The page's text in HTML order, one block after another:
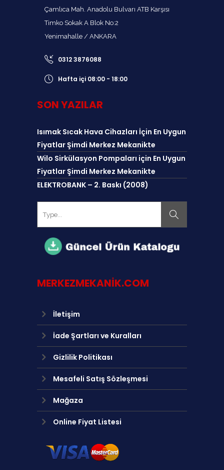
Çamlıca Mah. Anadolu Bulvarı ATB Karşısı
Timko Sokak A Blok No:2
Yenimahalle / ANKARA
0312 3876088
Hafta içi 08:00 - 18:00
SON YAZILAR
Isımak Sıcak Hava Cihazları İçin En Uygun
Fiyatlar Şimdi Merkez Mekanikte
Wilo Sirkülasyon Pompaları için En Uygun
Fiyatlar Şimdi Merkez Mekanikte
ELEKTROBANK – 2. Baskı (2008)
MERKEZMEKANIK.COM
İletişim
İade Şartları ve Kuralları
Gizlilik Politikası
Mesafeli Satış Sözleşmesi
Mağaza
Online Fiyat Listesi